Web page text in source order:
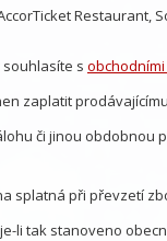
Restaurant,
souhlasíte s
zaplatit
či jinou
splatná při převzetí
li tak stanoveno